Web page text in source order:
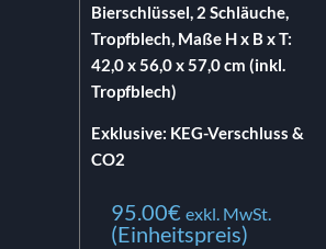
Bierschlüssel, 2 Schläuche,
Tropfblech, Maße H x B x T:
42,0 x 56,0 x 57,0 cm (inkl.
Tropfblech)
Exklusive: KEG-Verschluss &
CO2
95.00€ exkl. MwSt.
(Einheitspreis)